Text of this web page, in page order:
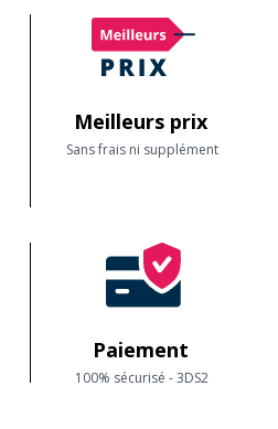
Meilleurs prix
Sans frais ni supplément
Paiement
100% sécurisé - 3DS2